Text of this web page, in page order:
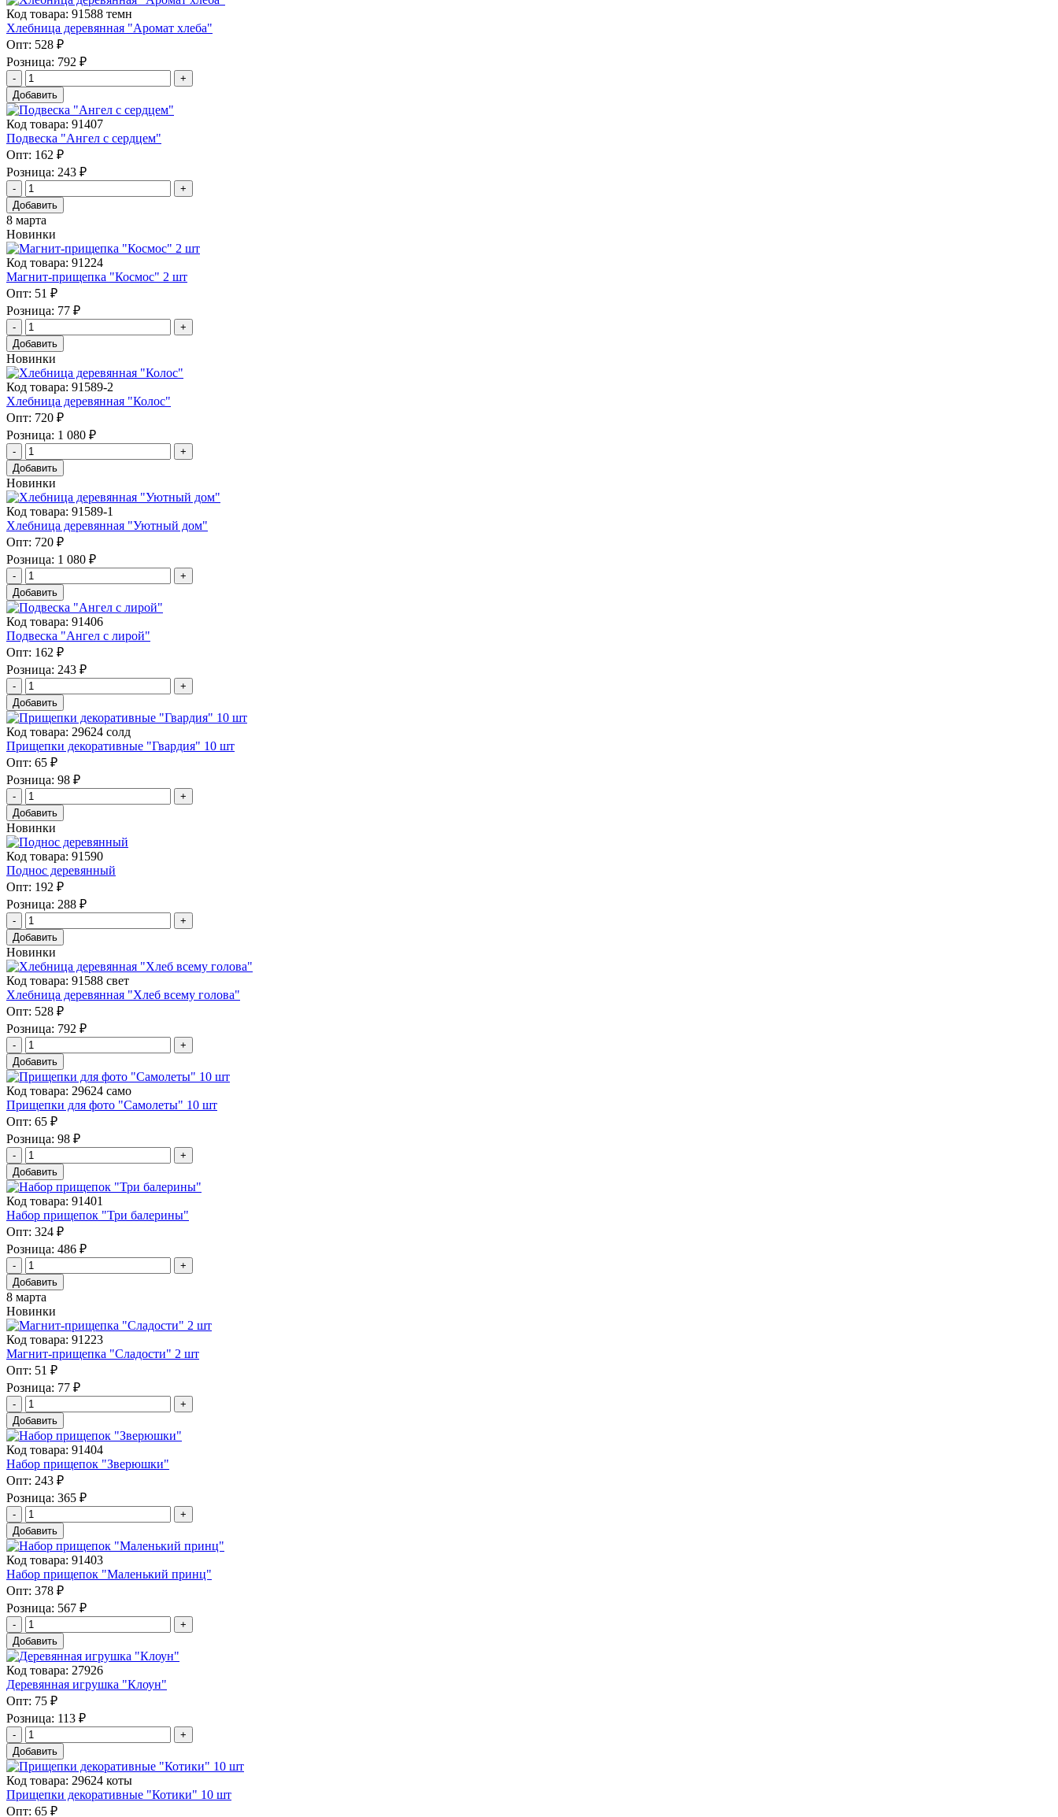
Код товара: 91588 темн
Хлебница деревянная "Аромат хлеба"
Опт: 528 ₽
Розница: 792 ₽
Добавить
Код товара: 91407
Подвеска "Ангел с сердцем"
Опт: 162 ₽
Розница: 243 ₽
Добавить
8 марта
Новинки
Код товара: 91224
Магнит-прищепка "Космос" 2 шт
Опт: 51 ₽
Розница: 77 ₽
Добавить
Новинки
Код товара: 91589-2
Хлебница деревянная "Колос"
Опт: 720 ₽
Розница: 1 080 ₽
Добавить
Новинки
Код товара: 91589-1
Хлебница деревянная "Уютный дом"
Опт: 720 ₽
Розница: 1 080 ₽
Добавить
Код товара: 91406
Подвеска "Ангел с лирой"
Опт: 162 ₽
Розница: 243 ₽
Добавить
Код товара: 29624 солд
Прищепки декоративные "Гвардия" 10 шт
Опт: 65 ₽
Розница: 98 ₽
Добавить
Новинки
Код товара: 91590
Поднос деревянный
Опт: 192 ₽
Розница: 288 ₽
Добавить
Новинки
Код товара: 91588 свет
Хлебница деревянная "Хлеб всему голова"
Опт: 528 ₽
Розница: 792 ₽
Добавить
Код товара: 29624 само
Прищепки для фото "Самолеты" 10 шт
Опт: 65 ₽
Розница: 98 ₽
Добавить
Код товара: 91401
Набор прищепок "Три балерины"
Опт: 324 ₽
Розница: 486 ₽
Добавить
8 марта
Новинки
Код товара: 91223
Магнит-прищепка "Сладости" 2 шт
Опт: 51 ₽
Розница: 77 ₽
Добавить
Код товара: 91404
Набор прищепок "Зверюшки"
Опт: 243 ₽
Розница: 365 ₽
Добавить
Код товара: 91403
Набор прищепок "Маленький принц"
Опт: 378 ₽
Розница: 567 ₽
Добавить
Код товара: 27926
Деревянная игрушка "Клоун"
Опт: 75 ₽
Розница: 113 ₽
Добавить
Код товара: 29624 коты
Прищепки декоративные "Котики" 10 шт
Опт: 65 ₽